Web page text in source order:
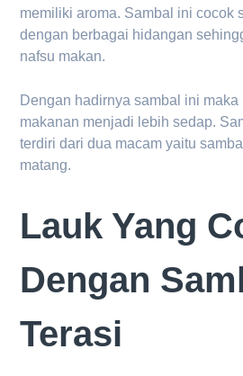
memiliki aroma. Sambal ini cocok
dengan berbagai hidangan
nafsu makan.
Dengan hadirnya sambal ini maka
makanan menjadi lebih sedap.
terdiri dari dua macam yaitu
matang.
Lauk Yang
Dengan
Terasi